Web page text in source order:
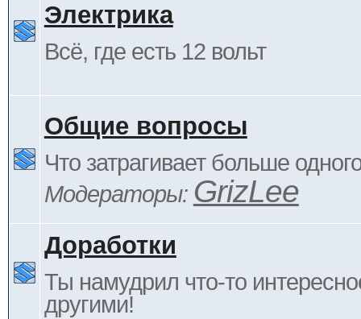
Электрика
Всё, где есть 12 вольт
Общие вопросы
Что затрагивает больше
Модераторы: GrizLee
Доработки
Ты намудрил что-то
другими!